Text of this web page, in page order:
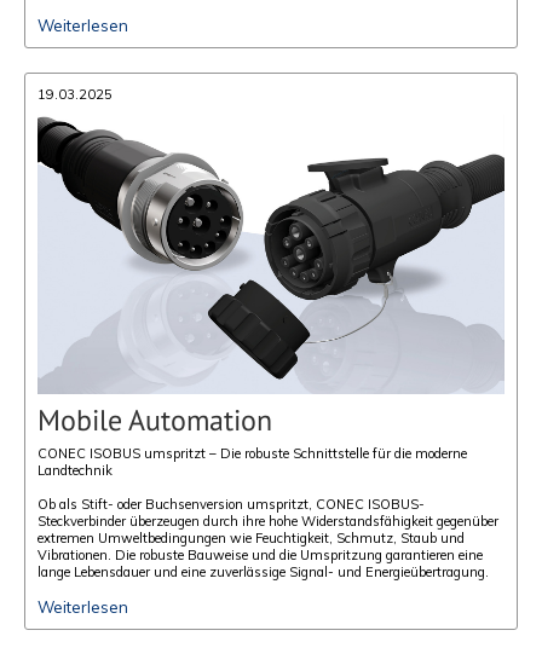
Weiterlesen
19.03.2025
Mobile Automation
CONEC ISOBUS umspritzt – Die robuste Schnittstelle für die moderne
Landtechnik
Ob als Stift- oder Buchsenversion umspritzt, CONEC ISOBUS-
Steckverbinder überzeugen durch ihre hohe Widerstandsfähigkeit gegenüber
extremen Umweltbedingungen wie Feuchtigkeit, Schmutz, Staub und
Vibrationen. Die robuste Bauweise und die Umspritzung garantieren eine
lange Lebensdauer und eine zuverlässige Signal- und Energieübertragung.
Weiterlesen